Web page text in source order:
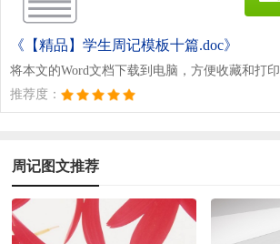
《【精品】学生周记模板十篇.doc》
将本文的Word文档下载到电脑，方便收藏和打印
推荐度：
周记图文推荐